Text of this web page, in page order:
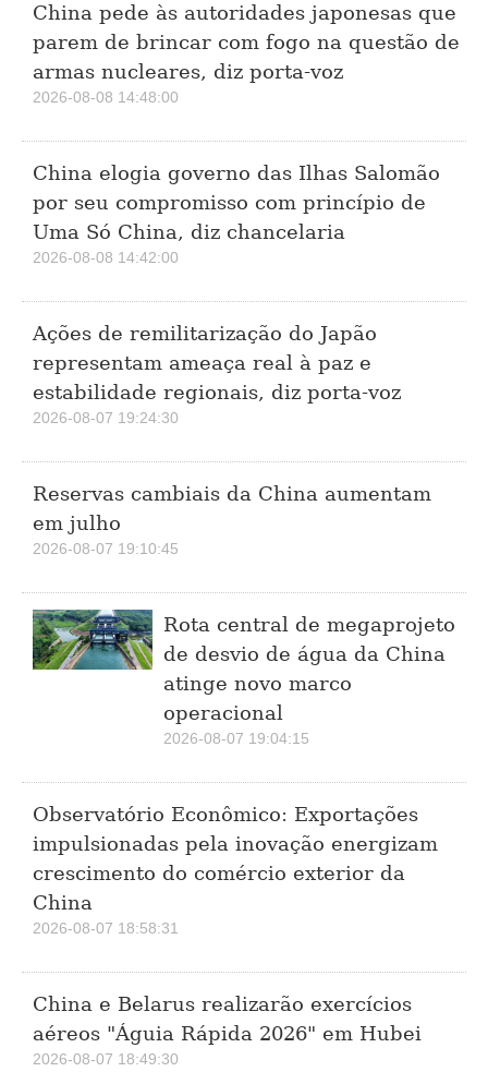
China pede às autoridades japonesas que
parem de brincar com fogo na questão de
armas nucleares, diz porta-voz
2026-08-08 14:48:00
China elogia governo das Ilhas Salomão
por seu compromisso com princípio de
Uma Só China, diz chancelaria
2026-08-08 14:42:00
Ações de remilitarização do Japão
representam ameaça real à paz e
estabilidade regionais, diz porta-voz
2026-08-07 19:24:30
Reservas cambiais da China aumentam
em julho
2026-08-07 19:10:45
Rota central de megaprojeto
de desvio de água da China
atinge novo marco
operacional
2026-08-07 19:04:15
Observatório Econômico: Exportações
impulsionadas pela inovação energizam
crescimento do comércio exterior da
China
2026-08-07 18:58:31
China e Belarus realizarão exercícios
aéreos "Águia Rápida 2026" em Hubei
2026-08-07 18:49:30